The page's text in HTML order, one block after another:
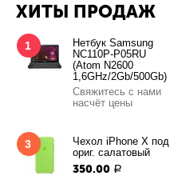
ХИТЫ ПРОДАЖ
1
Нетбук Samsung
NC110P-P05RU
(Atom N2600
1,6GHz/2Gb/500Gb)
Свяжитесь с нами
насчёт цены
3
Чехол iPhone X под
ориг. салатовый
350.00 Р